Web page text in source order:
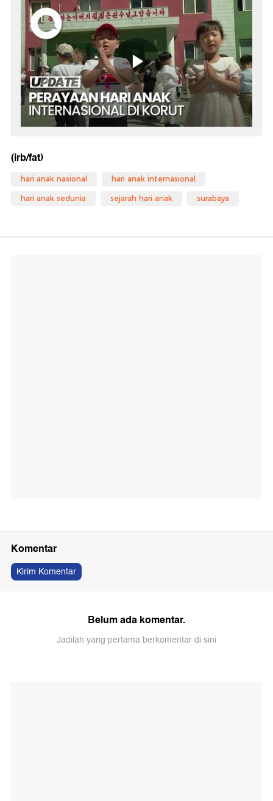
(irb/fat)
hari anak nasional hari anak internasional
hari anak sedunia sejarah hari anak surabaya
Komentar
Kirim Komentar
Belum ada komentar.
Jadilah yang pertama berkomentar di sini